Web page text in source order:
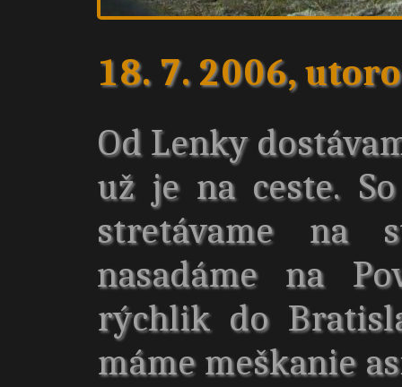
18. 7. 2006,
Od Lenky
už je na ceste.
stretávame na
nasadáme na
rýchlik do
máme meškanie